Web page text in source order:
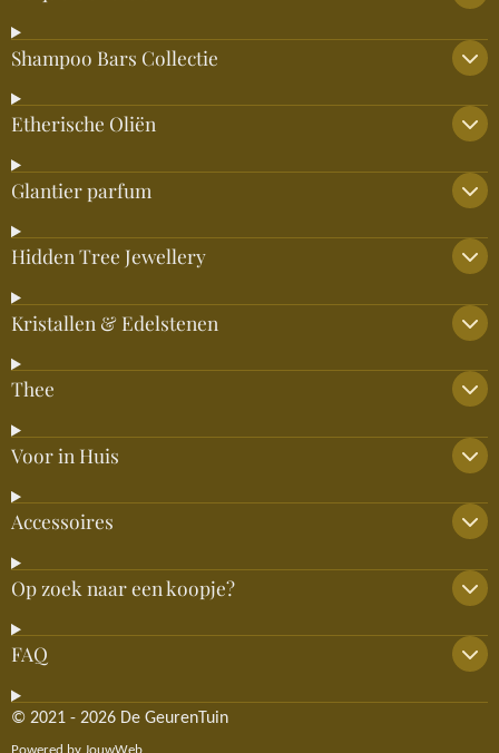
Shampoo Bars Collectie
Etherische Oliën
Glantier parfum
Hidden Tree Jewellery
Kristallen & Edelstenen
Thee
Voor in Huis
Accessoires
Op zoek naar een koopje?
FAQ
© 2021 - 2026 De GeurenTuin